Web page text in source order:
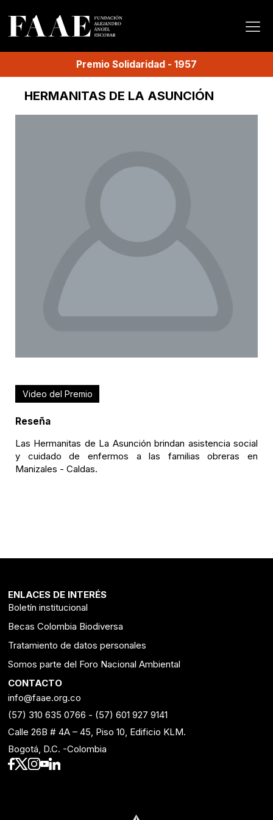
Premio Solidaridad - 1957
HERMANITAS DE LA ASUNCIÓN
Video del Premio
Reseña
Las Hermanitas de La Asunción brindan asistencia social
y cuidado de enfermos a las familias obreras en
Manizales - Caldas.
ENLACES DE INTERÉS
Boletín institucional
Becas Colombia Biodiversa
Tratamiento de datos personales
Somos parte del Foro Nacional Ambiental
CONTACTO
info@faae.org.co
(57) 310 635 0766 - (57) 601 927 9141
Calle 26B # 4A – 45, Piso 10, Edificio KLM.
Bogotá, D.C. -Colombia